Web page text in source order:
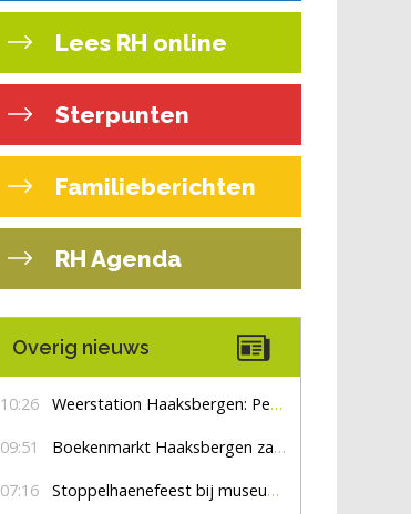
Lees RH online
Sterpunten
Familieberichten
RH Agenda
Overig nieuws
10:26 Weerstation Haaksbergen: Perioden met zon en droog
09:51 Boekenmarkt Haaksbergen zaterdag 8 augustus, marktplein Haaksbergen
07:16 Stoppelhaenefeest bij museum De Lebbenbrugge